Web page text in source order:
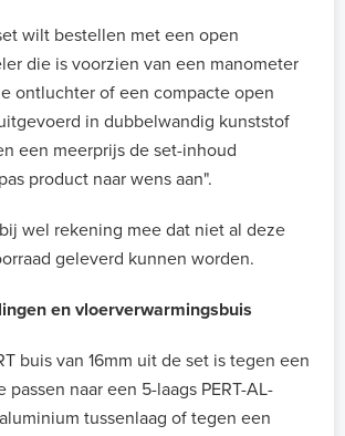
wilt bestellen met een open
die is voorzien van een manometer
ontluchter of een compacte open
in dubbelwandig kunststof
een meerprijs de set-inhoud
product naar wens aan".
wel rekening mee dat niet al deze
geleverd kunnen worden.
en vloerverwarmingsbuis
buis van 16mm uit de set is tegen een
passen naar een 5-laags PERT-AL-
tussenlaag of tegen een